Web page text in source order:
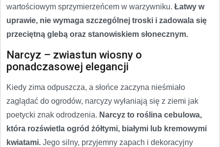
wartościowym sprzymierzeńcem w warzywniku. Łatwy w
uprawie, nie wymaga szczególnej troski i zadowala się
przeciętną glebą oraz stanowiskiem słonecznym.
Narcyz – zwiastun wiosny o
ponadczasowej elegancji
Kiedy zima odpuszcza, a słońce zaczyna nieśmiało
zaglądać do ogrodów, narcyzy wyłaniają się z ziemi jak
poetycki znak odrodzenia. Narcyz to roślina cebulowa,
która rozświetla ogród żółtymi, białymi lub kremowymi
kwiatami. Jego silny, przyjemny zapach i dekoracyjny